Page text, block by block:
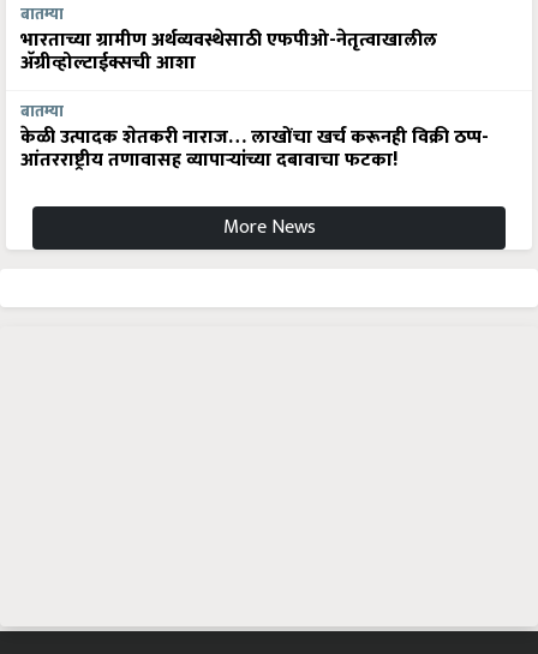
बातम्या
भारताच्या ग्रामीण अर्थव्यवस्थेसाठी एफपीओ-नेतृत्वाखालील
अ‍ॅग्रीव्होल्टाईक्सची आशा
बातम्या
केळी उत्पादक शेतकरी नाराज… लाखोंचा खर्च करूनही विक्री ठप्प-
आंतरराष्ट्रीय तणावासह व्यापाऱ्यांच्या दबावाचा फटका!
More News